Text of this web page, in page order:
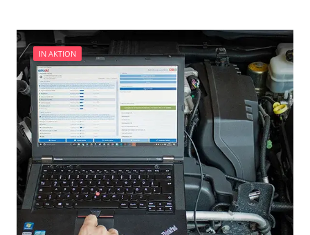
IN AKTION